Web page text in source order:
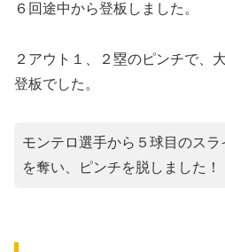
６回途中から登板しました。
２アウト１、２塁のピンチで、
登板でした。
モンテロ選手から５球目のスラ
を奪い、ピンチを脱しました！